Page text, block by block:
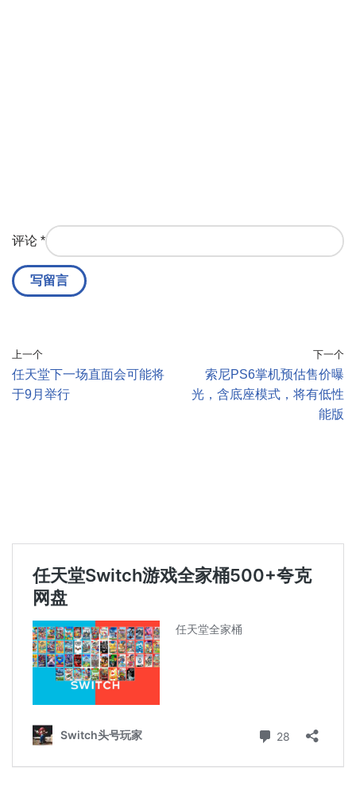
评论 *
上一个
任天堂下一场直面会可能将
于9月举行
下一个
索尼PS6掌机预估售价曝
光，含底座模式，将有低性
能版